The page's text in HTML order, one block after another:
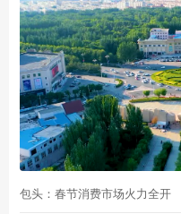
包头：春节消费市场火力全开